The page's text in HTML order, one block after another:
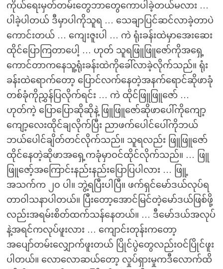
ကိုယ်ရေးမှတ်တမ်းတွေဘာတွေကောပါခဲ့တယ်မလား …
ပါခဲ့ပါတယ် ဒီမှာပါကိုသူရ … သေချာပြင်ဆင်လာခဲ့တာပဲ
ကောင်းတယ် … ကျေးဇူးပါ … ကဲ ရုံးခန်းထဲမှာအေးဆေး
ထိုင်ပြောကြတာပေါ့ … ဟုတ် သူရဖြူဖြူဇော်ကိုအရှေ့
ကောင်တာကနေသူ့ရုံးခန်းထဲကိုခေါ်လာခဲ့လိုက်သည်။ ရုံး
ခန်းထဲရောက်တော့ ပြောင်လက်နေတဲ့အနက်ရောင်ဆိုဖာခုံ
တစ်ခုံကိုညွှန်ပြလိုက်ရင်း … ကဲ ထိုင်ဖြူဖြူဇော် …
ဟုတ်ကဲ့ ပြောပြောဆိုဆိုနဲ့ ဖြူဖြူဇော်ဆိုဖာပေါ်ကိုကျော့
ကျော့လေးထိုင်ချလိုက်ပြီး ညာဖက်ပေါင်ပေါ်ကိုဘယ်
ဘယ်ပေါင်ချိတ်တင်လိုက်သည်။ သူရလည်း ဖြူဖြူဇော်
ထိုင်နေတဲ့ဆိုဖာအရှေ့ကခုံမှာဝင်ထိုင်လိုက်သည်။ … ဖြူ
ဖြူဇော့်အကြောင်းနည်းနည်းပြောပြပါလား … ဖြူ့
အသက်က ၂၀ ပါ။ ဘွဲ့ရပြီးပါပြီ။ ဖက်ရှင်မော်ဒယ်လုပ်ရ
တာဝါသနာပါတယ်။ ပြီးတော့အောင်မြင်တဲ့မော်ဒယ်ဖြစ်ဖို့
လည်းအရမ်းစိတ်ထက်သန်နေတယ်။ … ဒီမော်ဒယ်အလုပ်
နဲ့အရင်ကလုပ်ဖူးလား … ကျောင်းတုန်းကတော့
အပျော်တမ်းလျှောက်ဖူးတယ် ပြိုင်ပွဲတွေလည်းဝင်ပြိုင်ဖူး
ပါတယ်။ လောလောဆယ်တော့ လှုပ်ရှားမှုကဒီလောက်ထိ